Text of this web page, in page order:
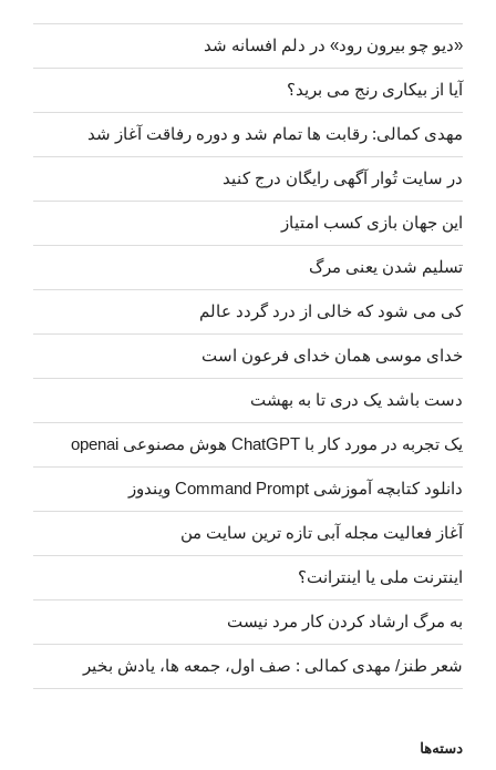
«دیو چو بیرون رود» در دلم افسانه شد
آیا از بیکاری رنج می برید؟
مهدی کمالی: رقابت ها تمام شد و دوره رفاقت آغاز شد
در سایت تُوار آگهی رایگان درج کنید
این جهان بازی کسب امتیاز
تسلیم شدن یعنی مرگ
کی می شود که خالی از درد گردد عالم
خدای موسی همان خدای فرعون است
دست باشد یک دری تا به بهشت
یک تجربه در مورد کار با ChatGPT هوش مصنوعی openai
دانلود کتابچه آموزشی Command Prompt ویندوز
آغاز فعالیت مجله آبی تازه ترین سایت من
اینترنت ملی یا اینترانت؟
به مرگ ارشاد کردن کار مرد نیست
شعر طنز/ مهدی کمالی : صف اول، جمعه ها، یادش بخیر
دسته‌ها